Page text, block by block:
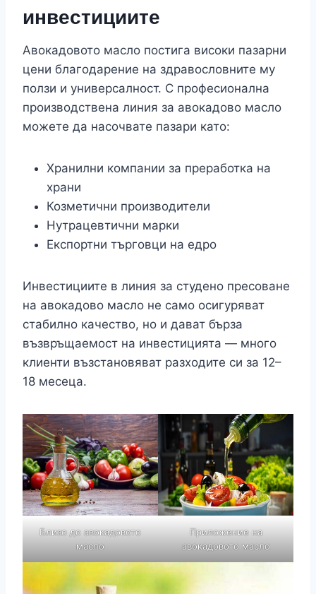
инвестициите
Авокадовото масло постига високи пазарни
цени благодарение на здравословните му
ползи и универсалност. С професионална
производствена линия за авокадово масло
можете да насочвате пазари като:
Хранилни компании за преработка на
храни
Козметични производители
Нутрацевтични марки
Експортни търговци на едро
Инвестициите в линия за студено пресоване
на авокадово масло не само осигуряват
стабилно качество, но и дават бърза
възвръщаемост на инвестицията — много
клиенти възстановяват разходите си за 12–
18 месеца.
Близо до авокадовото
масло
Приложение на
авокадовото масло